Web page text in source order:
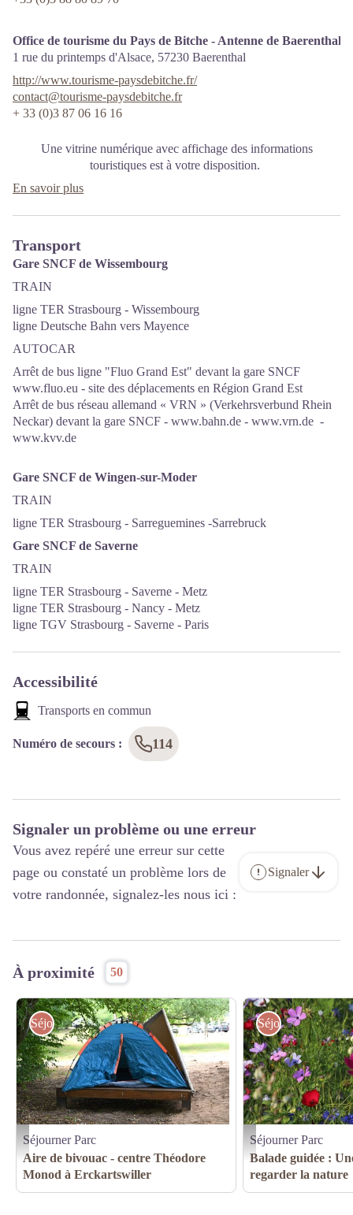
Office de tourisme du Pays de Bitche - Antenne de Baerenthal
1 rue du printemps d'Alsace, 57230 Baerenthal
http://www.tourisme-paysdebitche.fr/
contact@tourisme-paysdebitche.fr
+ 33 (0)3 87 06 16 16
Une vitrine numérique avec affichage des informations
touristiques est à votre disposition.
En savoir plus
Transport
Gare SNCF de Wissembourg
TRAIN
ligne TER Strasbourg - Wissembourg
ligne Deutsche Bahn vers Mayence
AUTOCAR
Arrêt de bus ligne "Fluo Grand Est" devant la gare SNCF
www.fluo.eu - site des déplacements en Région Grand Est
Arrêt de bus réseau allemand « VRN » (Verkehrsverbund Rhein
Neckar) devant la gare SNCF - www.bahn.de - www.vrn.de -
www.kvv.de
Gare SNCF de Wingen-sur-Moder
TRAIN
ligne TER Strasbourg - Sarreguemines -Sarrebruck
Gare SNCF de Saverne
TRAIN
ligne TER Strasbourg - Saverne - Metz
ligne TER Strasbourg - Nancy - Metz
ligne TGV Strasbourg - Saverne - Paris
Accessibilité
Transports en commun
Numéro de secours : 114
Signaler un problème ou une erreur
Vous avez repéré une erreur sur cette
page ou constaté un problème lors de
votre randonnée, signalez-les nous ici :
Signaler
À proximité 50
@CVA Theodore Monod
Séjourner Parc
Séjourner Parc
Aire de bivouac - centre Théodore
Monod à Erckartswiller
©Pixabay
Séjourner Parc
Séjourner Parc
Balade guidée :
regarder la nature